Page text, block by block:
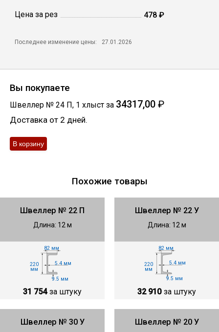
Цена за рез 478 ₽
Последнее изменение цены: 27.01.2026
Вы покупаете
Швеллер № 24 П, 1 хлыст за 34317,00 ₽
Доставка от 2 дней.
Похожие товары
Швеллер № 22 П
Длина: 12 м
82 мм
220
мм
5.4 мм
9.5 мм
31 754 за штуку
Швеллер № 22 У
Длина: 12 м
82 мм
220
мм
5.4 мм
9.5 мм
32 910 за штуку
Швеллер № 30 У Швеллер № 20 У